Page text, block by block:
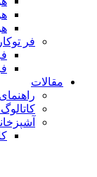
فر توکار
مقالات